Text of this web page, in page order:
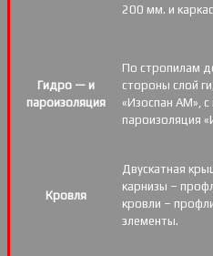
200 мм. и
Гидро — и
пароизоляция
По стропилам
стороны слой
«Изоспан АМ»,
пароизоляция
Кровля
Двускатная
карнизы –
кровли –
элементы.